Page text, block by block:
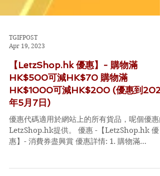
TGIFPOST
Apr 19, 2023
【LetzShop.hk 優惠】- 購物滿
HK$500可減HK$70 購物滿
HK$1000可減HK$200 (優惠到
年5月7日)
LetzShop.hk提供。 優惠 -【LetzShop.hk 優